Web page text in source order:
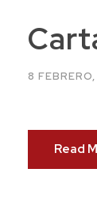
8
Read